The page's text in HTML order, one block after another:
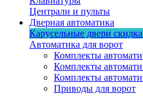
Централи и пульты
Дверная автоматика
Карусельные двери
Автоматика для ворот
Комплекты
Комплекты
Комплекты
Приводы для ворот